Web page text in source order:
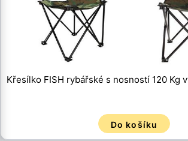
Křesílko FISH rybářské s nosností 120 Kg
Do košíku